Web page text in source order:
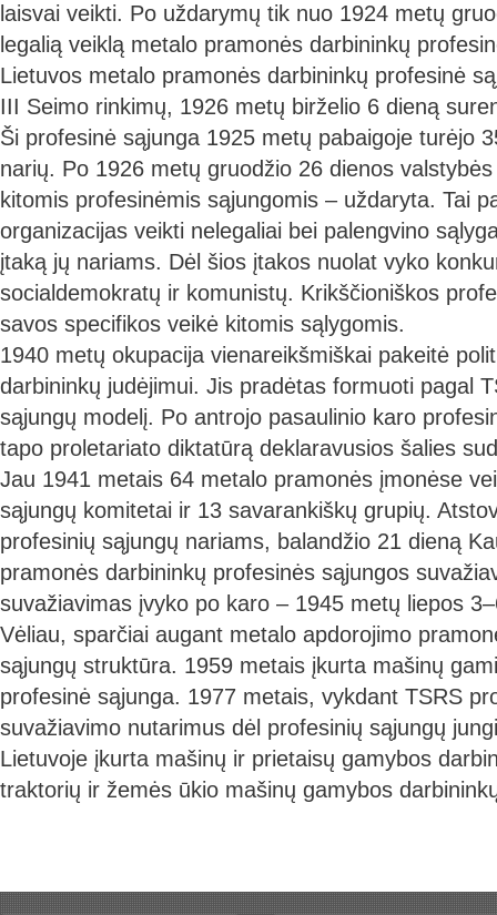
laisvai veikti. Po uždarymų tik nuo 1924 metų
legalią veiklą metalo pramonės darbininkų
Lietuvos metalo pramonės darbininkų profesinė
III Seimo rinkimų, 1926 metų birželio 6 dieną
Ši profesinė sąjunga 1925 metų pabaigoje turėjo
narių. Po 1926 metų gruodžio 26 dienos
kitomis profesinėmis sąjungomis – uždaryta. Tai
organizacijas veikti nelegaliai bei palengvino
įtaką jų nariams. Dėl šios įtakos nuolat vyko
socialdemokratų ir komunistų. Krikščioniškos
savos specifikos veikė kitomis sąlygomis.
1940 metų okupacija vienareikšmiškai pakeitė
darbininkų judėjimui. Jis pradėtas formuoti pagal
sąjungų modelį. Po antrojo pasaulinio karo
tapo proletariato diktatūrą deklaravusios šalies
Jau 1941 metais 64 metalo pramonės įmonėse
sąjungų komitetai ir 13 savarankiškų grupių.
profesinių sąjungų nariams, balandžio 21 dieną
pramonės darbininkų profesinės sąjungos
suvažiavimas įvyko po karo – 1945 metų liepos
Vėliau, sparčiai augant metalo apdorojimo
sąjungų struktūra. 1959 metais įkurta mašinų
profesinė sąjunga. 1977 metais, vykdant TSRS
suvažiavimo nutarimus dėl profesinių sąjungų
Lietuvoje įkurta mašinų ir prietaisų gamybos
traktorių ir žemės ūkio mašinų gamybos